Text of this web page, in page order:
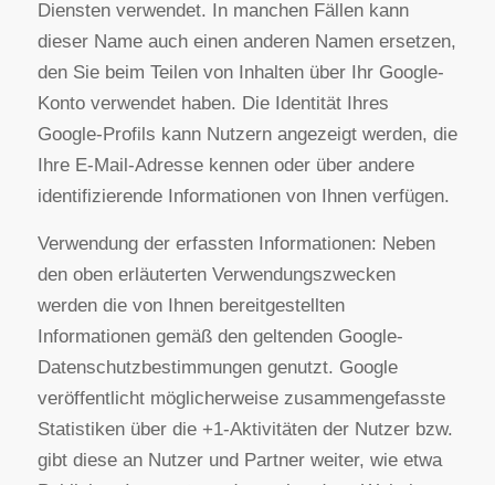
ein weltweit sichtbares, öffentliches Google-Profil,
enthalten muss. Dieser Name wird in allen Google-
Diensten verwendet. In manchen Fällen kann
dieser Name auch einen anderen Namen ersetzen,
den Sie beim Teilen von Inhalten über Ihr Google-
Konto verwendet haben. Die Identität Ihres
Google-Profils kann Nutzern angezeigt werden, die
Ihre E-Mail-Adresse kennen oder über andere
identifizierende Informationen von Ihnen verfügen.
Verwendung der erfassten Informationen: Neben